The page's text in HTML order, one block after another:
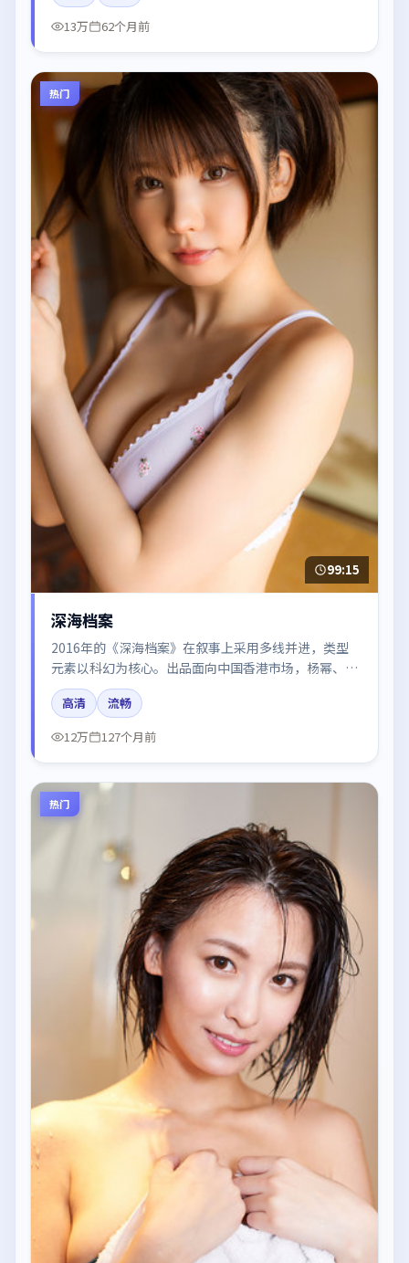
13万
62个月前
热门
99:15
深海档案
2016年的《深海档案》在叙事上采用多线并进，类型
元素以科幻为核心。出品面向中国香港市场，杨幂、肖
战、章子怡、倪妮、段奕宏所饰角色推动关键反转，结
尾留白引发讨论。
高清
流畅
12万
127个月前
热门